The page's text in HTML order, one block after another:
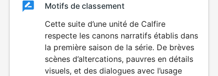
ClassementClassement
DÉCONSEILLÉ
AUX JEUNES
ENFANTS
Motifs de classement
Cette suite d’une unité de Calfire
respecte les canons narratifs établis dans
la première saison de la série. De brèves
scènes d’altercations, pauvres en détails
visuels, et des dialogues avec l’usage